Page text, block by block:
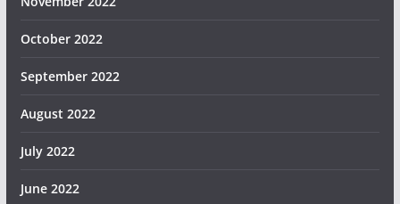
October 2022
September 2022
August 2022
July 2022
June 2022